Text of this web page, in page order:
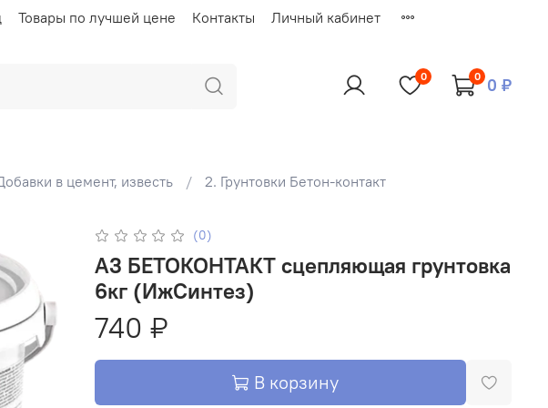
Товары по лучшей цене Контакты Личный кабинет
0 0 0 ₽
в цемент, известь 2. Грунтовки Бетон-контакт
(0)
A3 БЕТОКОНТАКТ сцепляющая грунтовка
6кг (ИжСинтез)
740 ₽
В корзину